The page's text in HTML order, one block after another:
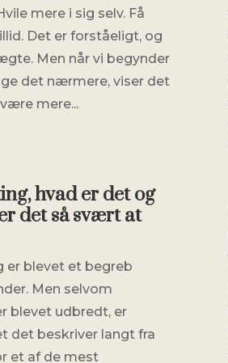
mere i sig selv. Få
Det er forståeligt, og
Men når vi begynder
det nærmere, viser det
mere...
hvad er det og
det så svært at
er blevet et begreb
Men selvom
blevet udbredt, er
det beskriver langt fra
et af de mest